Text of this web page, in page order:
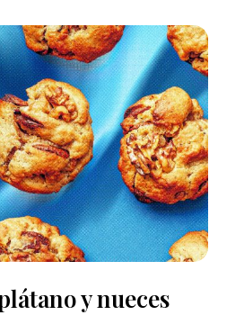
y nueces